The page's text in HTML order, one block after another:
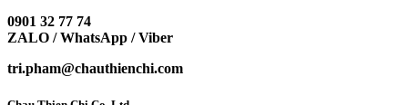
0901 32 77 74
ZALO / WhatsApp / Viber
tri.pham@chauthienchi.com